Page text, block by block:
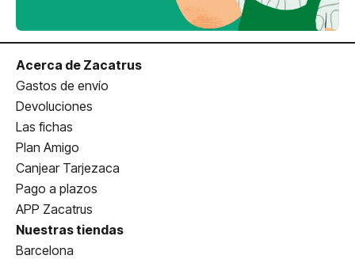
Acerca de Zacatrus
Gastos de envío
Devoluciones
Las fichas
Plan Amigo
Canjear Tarjezaca
Pago a plazos
APP Zacatrus
Nuestras tiendas
Barcelona